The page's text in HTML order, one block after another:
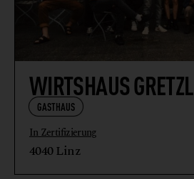
WIRTSHAUS GRETZL
GASTHAUS
In Zertifizierung
4040 Linz